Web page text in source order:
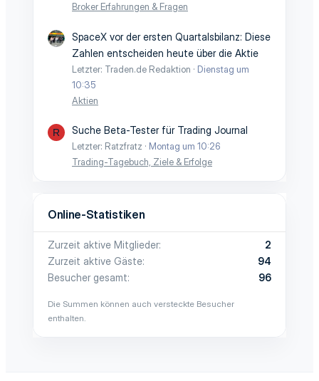
Broker Erfahrungen & Fragen
SpaceX vor der ersten Quartalsbilanz: Diese
Zahlen entscheiden heute über die Aktie
Letzter: Traden.de Redaktion
Dienstag um
10:35
Aktien
R Suche Beta-Tester für Trading Journal
Letzter: Ratzfratz
Montag um 10:26
Trading-Tagebuch, Ziele & Erfolge
Online-Statistiken
Zurzeit aktive Mitglieder
2
Zurzeit aktive Gäste
94
Besucher gesamt
96
Die Summen können auch versteckte Besucher
enthalten.